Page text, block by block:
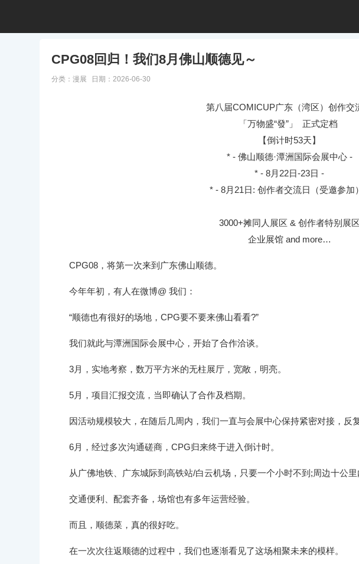
CPG08回归！我们8月佛山顺德见～
分类： 漫展 日期：2026-06-30
第八届COMICUP广东（湾区）创作交
「万物盛“發”」 正式定档
【倒计时53天】
* - 佛山顺德·潭洲国际会展中心 -
* - 8月22日-23日 -
* - 8月21日: 创作者交流日（受邀参加
3000+摊同人展区 & 创作者特别展区
企业展馆 and more…
CPG08，将第一次来到广东佛山顺德。
今年年初，有人在微博@ 我们：
“顺德也有很好的场地，CPG要不要来佛山看看?”
我们就此与潭洲国际会展中心，开始了合作洽谈。
3月，实地考察，数万平方米的无柱展厅，宽敞，明亮。
5月，项目汇报交流，当即确认了合作及档期。
因活动规模较大，在随后几周内，我们一直与会展中心保持紧密对接，反复
6月，经过多次沟通磋商，CPG归来终于进入倒计时。
从广佛地铁、广东城际到高铁站/白云机场，只要一个小时不到;周边十公里
交通便利、配套齐备，场馆也有多年运营经验。
而且，顺德菜，真的很好吃。
在一次次往返顺德的过程中，我们也逐渐看见了这场相聚未来的模样。